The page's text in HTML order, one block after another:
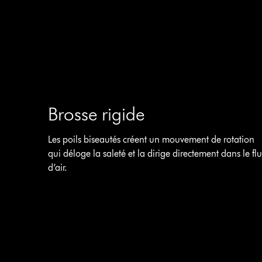
Brosse rigide
Les poils biseautés créent un mouvement de rotation
qui déloge la saleté et la dirige directement dans le
d’air.